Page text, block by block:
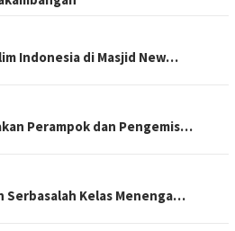
Indonesia di Masjid New…
Perampok dan Pengemis…
Serbasalah Kelas Menenga…